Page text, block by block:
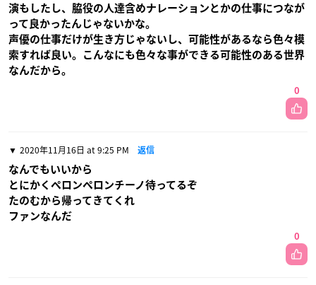
演もしたし、脇役の人達含めナレーションとかの仕事につなが
って良かったんじゃないかな。
声優の仕事だけが生き方じゃないし、可能性があるなら色々模
索すれば良い。こんなにも色々な事ができる可能性のある世界
なんだから。
0
2020年11月16日 at 9:25 PM 返信
なんでもいいから
とにかくペロンペロンチーノ待ってるぞ
たのむから帰ってきてくれ
ファンなんだ
0